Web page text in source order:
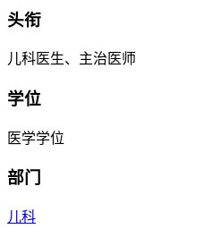
头衔
儿科医生、主治医师
学位
医学学位
部门
儿科